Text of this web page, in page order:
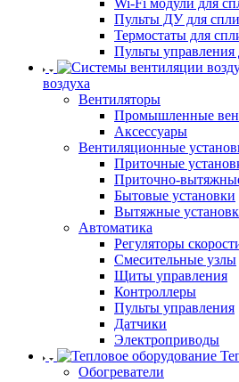
Wi-Fi модули для
Пульты ДУ для
Термостаты для
Пульты управления
воздуха
Вентиляторы
Промышленные
Аксессуары
Вентиляционные
Приточные
Приточно-
Бытовые установки
Вытяжные
Автоматика
Регуляторы
Смесительные узлы
Щиты управления
Контроллеры
Пульты управления
Датчики
Электроприводы
Обогреватели